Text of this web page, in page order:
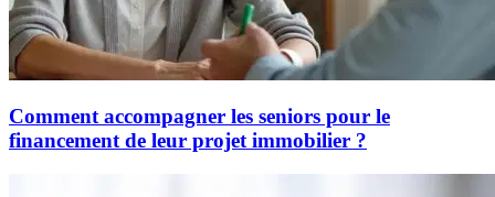
Comment accompagner les seniors pour le
financement de leur projet immobilier ?